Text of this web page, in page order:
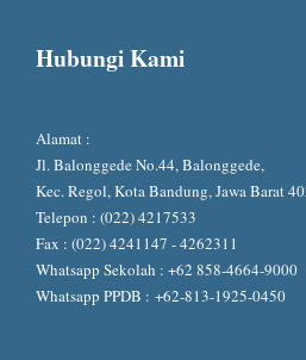
Hubungi Kami
Alamat :
Jl. Balonggede No.44, Balonggede,
Kec. Regol, Kota Bandung, Jawa Barat
Telepon : (022) 4217533
Fax : (022) 4241147 - 4262311
Whatsapp Sekolah : +62 858-4664-9000
Whatsapp PPDB : +62-813-1925-0450